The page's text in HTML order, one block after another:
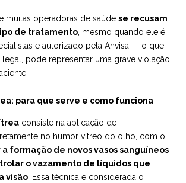
muitas operadoras de saúde se recusam
de tratamento , mesmo quando ele é
e autorizado pela Anvisa — o que,
pode representar uma grave violação
para que serve e como funciona
consiste na aplicação de
no humor vítreo do olho, com o
formação de novos vasos sanguíneos
o vazamento de líquidos que
visão. Essa técnica é considerada o